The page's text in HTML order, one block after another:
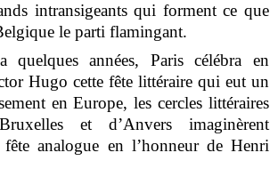
intransigeants qui forment ce que
le parti flamingant.
années, Paris célébra en
Hugo cette fête littéraire qui eut un
en Europe, les cercles littéraires
et d’Anvers imaginèrent
fête analogue en l’honneur de Henri